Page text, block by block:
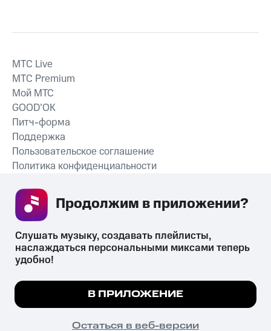
СКАЧАТЬ ПРИЛОЖЕНИЕ
MTС Live
MTС Premium
Мой МТС
GOOD’OK
Питч-форма
Поддержка
Пользовательское соглашение
Политика конфиденциальности
психотропных веществ, их аналогов причиняет вред здоровью,
их незаконный оборот запрещён и влечёт установленную
законодательством ответственность.
© 2026 ООО «КИОН».
Мы используем куки, чтобы на сайте все
Подробнее
ПОНЯТНО
Слушать музыку, создавать плейлисты,
наслаждаться персональными миксами теперь
удобно!
В ПРИЛОЖЕНИЕ
Остаться в веб-версии